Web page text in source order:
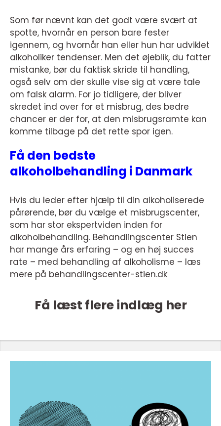
Som før nævnt kan det godt være svært at
spotte, hvornår en person bare fester
igennem, og hvornår han eller hun har udviklet
alkoholiker tendenser. Men det øjeblik, du fatter
mistanke, bør du faktisk skride til handling,
også selv om der skulle vise sig at være tale
om falsk alarm. For jo tidligere, der bliver
skredet ind over for et misbrug, des bedre
chancer er der for, at den misbrugsramte kan
komme tilbage på det rette spor igen.
Få den bedste
alkoholbehandling i Danmark
Hvis du leder efter hjælp til din alkoholiserede
pårørende, bør du vælge et misbrugscenter,
som har stor ekspertviden inden for
alkoholbehandling. Behandlingscenter Stien
har mange års erfaring – og en høj succes
rate – med behandling af alkoholisme – læs
mere på behandlingscenter-stien.dk
Få læst flere indlæg her